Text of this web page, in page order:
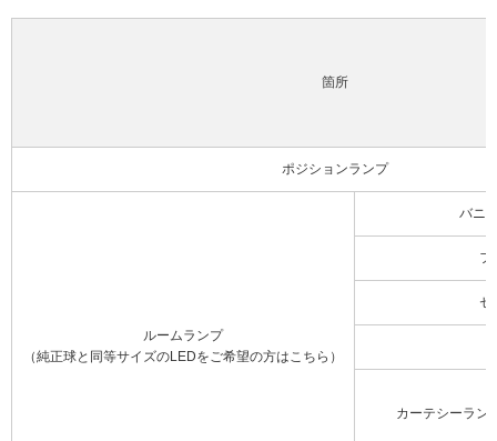
箇所
ポジションランプ
ルームランプ
（純正球と同等サイズのLEDをご希望の方はこちら）
バニ
フ
セ
カーテシーラン